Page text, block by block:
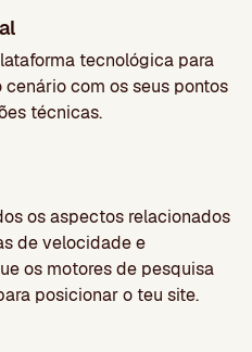
tecnológica para
com os seus pontos
técnicas.
os aspectos relacionados
de velocidade e
os motores de pesquisa
posicionar o teu site.